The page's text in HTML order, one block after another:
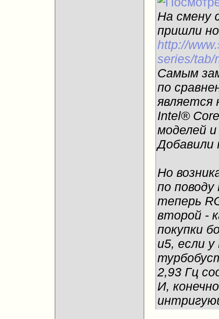
На смену
пришли
http://
series/tab/
Самым
по
является
Intel®
моделей
Добавили
Но
по
теперь
второй -
покупки
и5, если
2,93 Гц
И,